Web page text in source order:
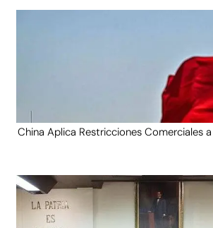
China Aplica Restricciones Comerciales a